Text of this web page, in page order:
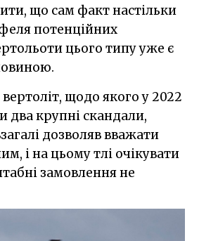
що сам факт настільки
потенційних
цього типу уже є
щодо якого у 2022
два крупні скандали,
дозволяв вважати
і на цьому тлі очікувати
замовлення не